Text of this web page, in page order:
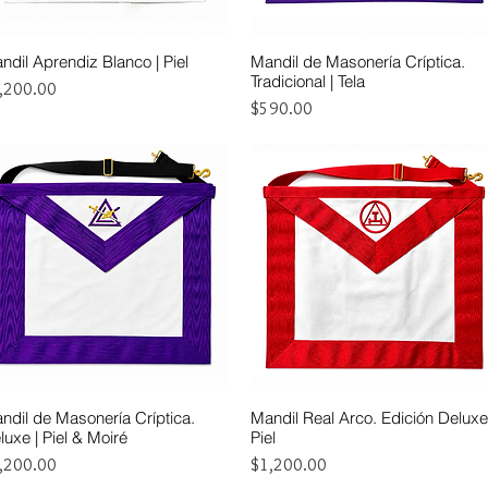
Vista rápida
Aprendiz Blanco | Piel
Vista rápida
Mandil de Masonería Críptica.
Tradicional | Tela
Precio
$590.00
Vista rápida
de Masonería Críptica.
| Piel & Moiré
Vista rápida
Mandil Real Arco. Edición
Piel
Precio
$1,200.00